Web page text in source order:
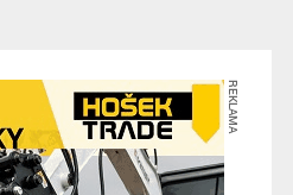
REKLAMA